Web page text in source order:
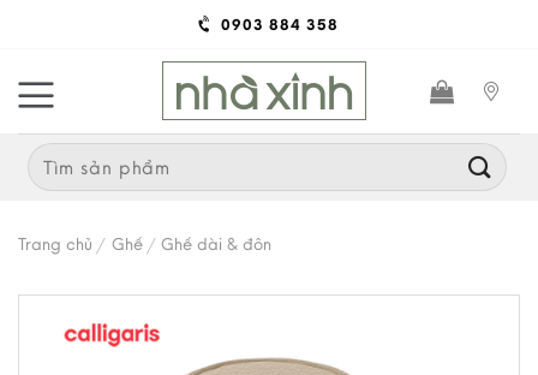
content
0903 884 358
Search
for:
Trang chủ / Ghế / Ghế dài & đôn